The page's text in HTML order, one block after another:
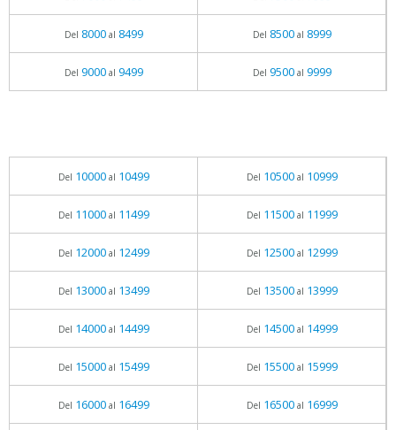
Del 8000al 8499 Del 8500al 8999
Del 9000al 9499 Del 9500al 9999
Del 10000al 10499 Del 10500al 10999
Del 11000al 11499 Del 11500al 11999
Del 12000al 12499 Del 12500al 12999
Del 13000al 13499 Del 13500al 13999
Del 14000al 14499 Del 14500al 14999
Del 15000al 15499 Del 15500al 15999
Del 16000al 16499 Del 16500al 16999